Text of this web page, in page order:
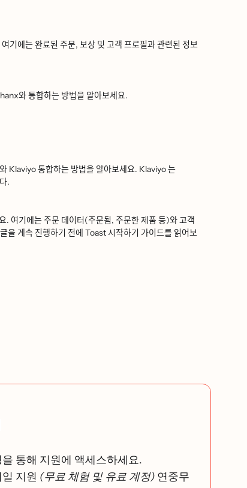
완료된 주문, 보상 및 고객 프로필과 관련된 정보
통합하는 방법을 알아보세요.
Klaviyo 통합하는 방법을 알아보세요. Klaviyo 는
주문 데이터(주문됨, 주문한 제품 등)와 고객
계속 진행하기 전에 Toast 시작하기 가이드를 읽어보
을 통해 지원에 액세스하세요.
지원 (무료 체험 및 유료 계정) 연중무